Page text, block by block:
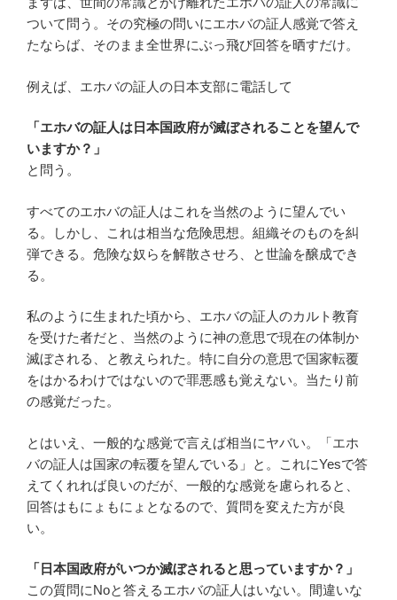
ついて問う。その究極の問いにエホバの証人感覚で答え
たならば、そのまま全世界にぶっ飛び回答を晒すだけ。
例えば、エホバの証人の日本支部に電話して
「エホバの証人は日本国政府が滅ぼされることを望んで
いますか？」
と問う。
すべてのエホバの証人はこれを当然のように望んでい
る。しかし、これは相当な危険思想。組織そのものを糾
弾できる。危険な奴らを解散させろ、と世論を醸成でき
る。
私のように生まれた頃から、エホバの証人のカルト教育
を受けた者だと、当然のように神の意思で現在の体制か
滅ぼされる、と教えられた。特に自分の意思で国家転覆
をはかるわけではないので罪悪感も覚えない。当たり前
の感覚だった。
とはいえ、一般的な感覚で言えば相当にヤバい。「エホ
バの証人は国家の転覆を望んでいる」と。これにYesで答
えてくれれば良いのだが、一般的な感覚を慮られると、
回答はもにょもにょとなるので、質問を変えた方が良
い。
「日本国政府がいつか滅ぼされると思っていますか？」
この質問にNoと答えるエホバの証人はいない。間違いな